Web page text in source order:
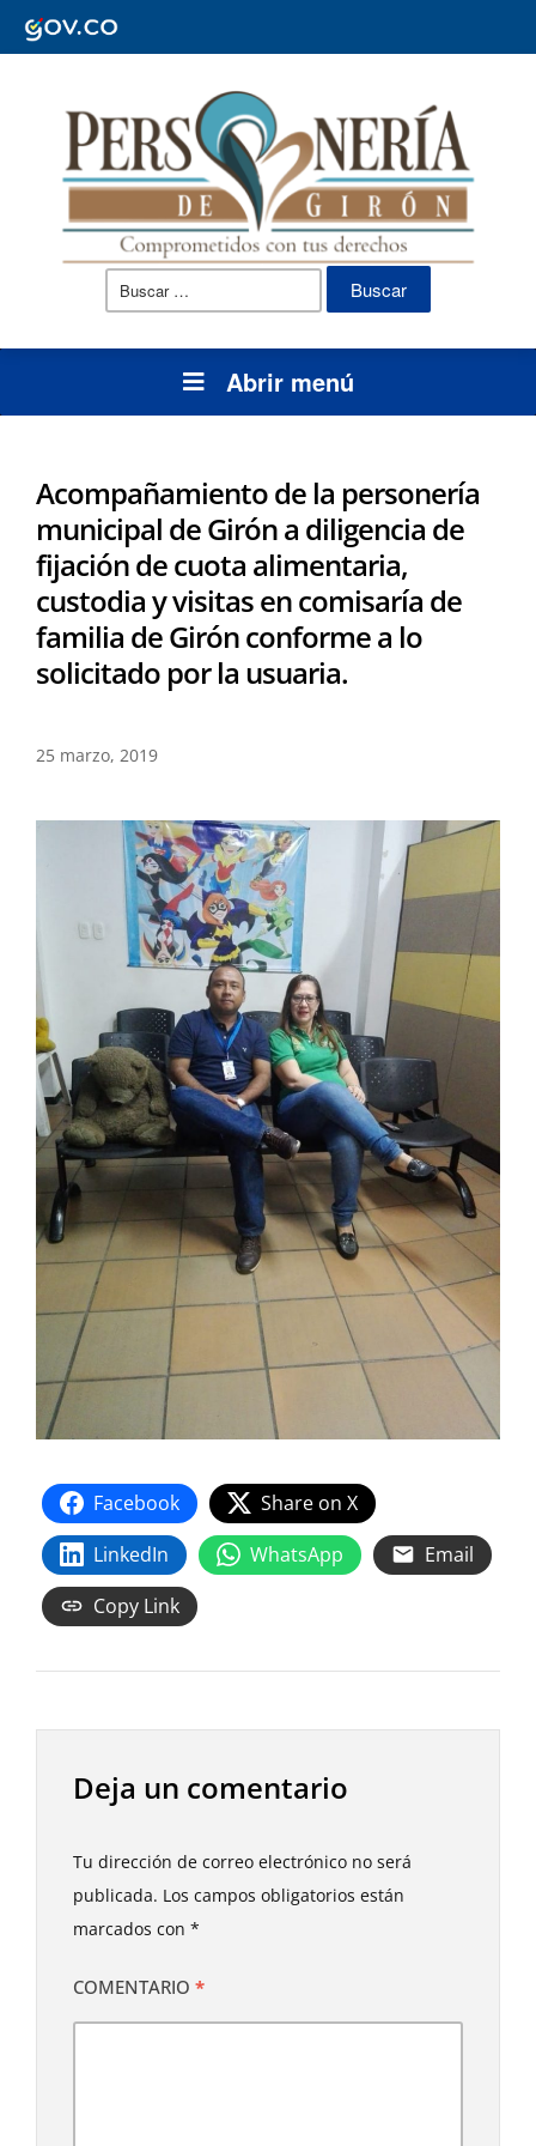
Buscar:
Abrir menú
Acompañamiento de la personería
municipal de Girón a diligencia de
fijación de cuota alimentaria,
custodia y visitas en comisaría de
familia de Girón conforme a lo
solicitado por la usuaria.
25 marzo, 2019
Facebook
Share on X
LinkedIn
WhatsApp
Email
Copy Link
Deja un comentario
Tu dirección de correo electrónico no será
publicada. Los campos obligatorios están
marcados con *
COMENTARIO *